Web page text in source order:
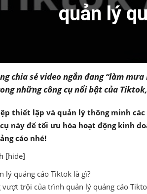
quản lý
chia sẻ video ngắn đang “làm
những công cụ nổi bật của Tiktok,
thiết lập và quản lý thông minh
này để tối ưu hóa hoạt động kinh
cáo nhé!
[hide]
lý quảng cáo Tiktok là gì?
vượt trội của trình quản lý quảng cáo